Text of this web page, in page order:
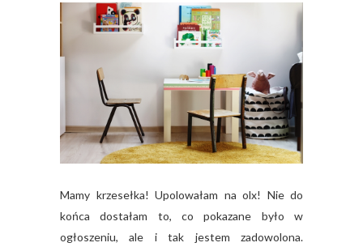
Mamy krzesełka! Upolowałam na olx! Nie do
końca dostałam to, co pokazane było w
ogłoszeniu, ale i tak jestem zadowolona.